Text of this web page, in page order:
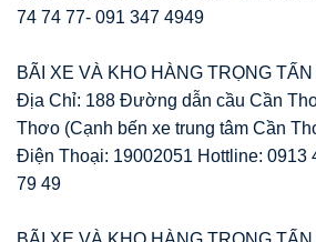
74 74 77- 091 347 4949
BÃI XE VÀ KHO HÀNG TRỌNG
Địa Chỉ: 188 Đường dẫn cầu Cần
Thơo (Cạnh bến xe trung tâm Cần
Điện Thoại: 19002051 Hottline: 0913
79 49